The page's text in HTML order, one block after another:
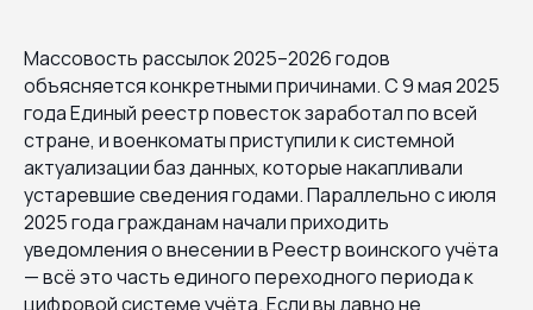
Массовость рассылок 2025–2026 годов
объясняется конкретными причинами. С 9 мая 2025
года Единый реестр повесток заработал по всей
стране, и военкоматы приступили к системной
актуализации баз данных, которые накапливали
устаревшие сведения годами. Параллельно с июля
2025 года гражданам начали приходить
уведомления о внесении в Реестр воинского учёта
— всё это часть единого переходного периода к
цифровой системе учёта. Если вы давно не